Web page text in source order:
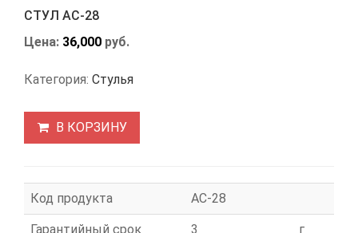
СТУЛ АС-28
Цена: 36,000 руб.
Категория: Стулья
В КОРЗИНУ
Код продукта АС-28
Гарантийный срок 3 г